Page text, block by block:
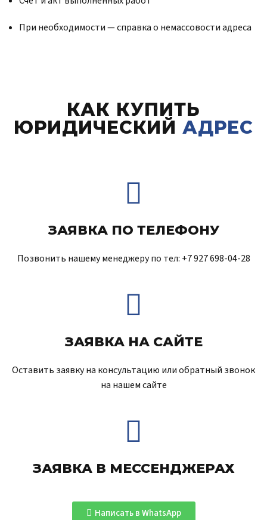
При необходимости — справка о немассовости адреса
КАК КУПИТЬ
ЮРИДИЧЕСКИЙ АДРЕС
ЗАЯВКА ПО ТЕЛЕФОНУ
Позвонить нашему менеджеру по тел: +7 927 698-04-28
ЗАЯВКА НА САЙТЕ
Оставить заявку на консультацию или обратный звонок
на нашем сайте
ЗАЯВКА В МЕССЕНДЖЕРАХ
Написать в WhatsApp